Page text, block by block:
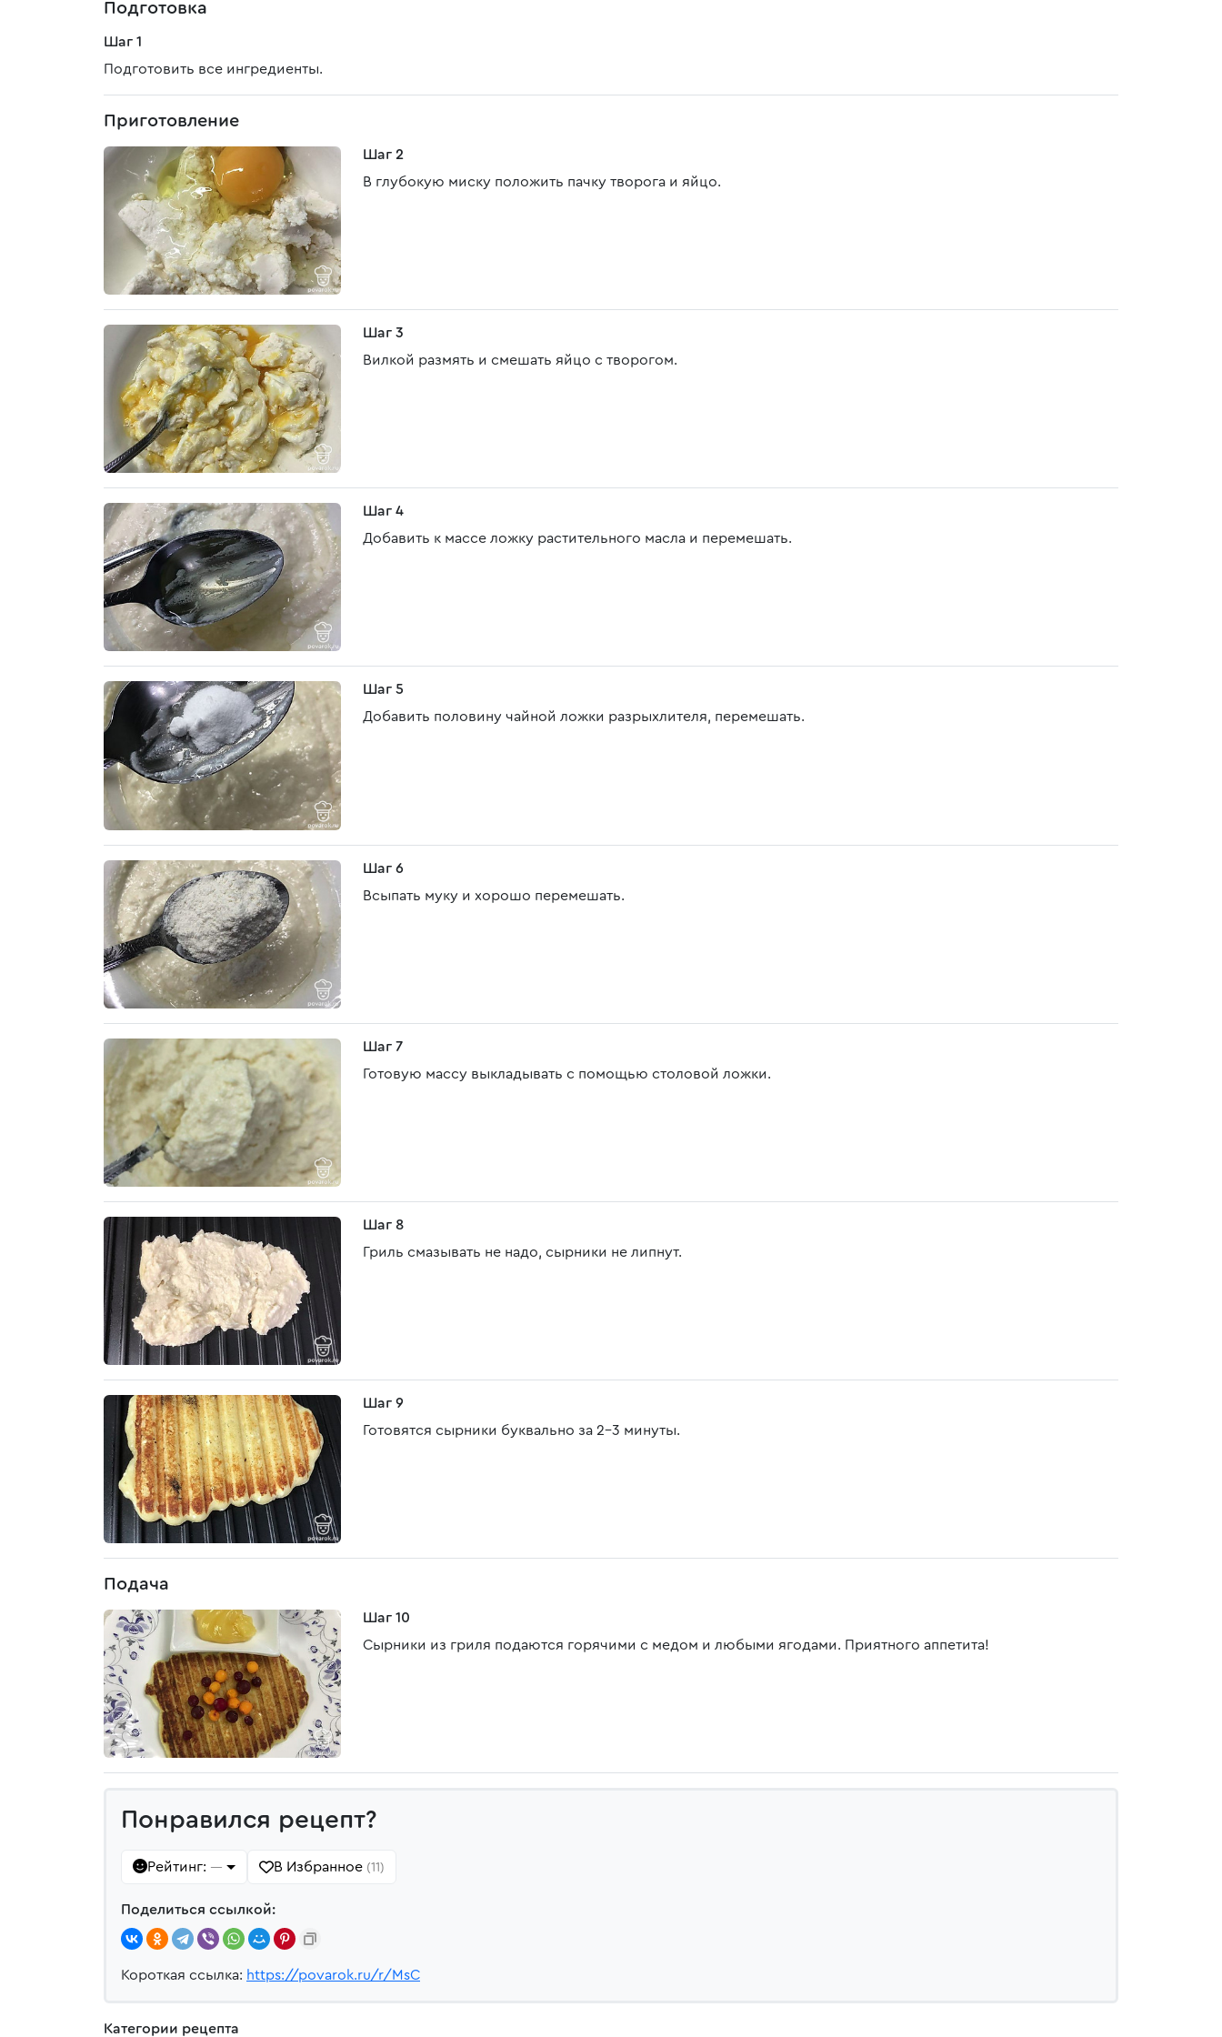
Подготовка
Шаг 1
Подготовить все ингредиенты.
Приготовление
Шаг 2
В глубокую миску положить пачку творога и яйцо.
Шаг 3
Вилкой размять и смешать яйцо с творогом.
Шаг 4
Добавить к массе ложку растительного масла и перемешать.
Шаг 5
Добавить половину чайной ложки разрыхлителя, перемешать.
Шаг 6
Всыпать муку и хорошо перемешать.
Шаг 7
Готовую массу выкладывать с помощью столовой ложки.
Шаг 8
Гриль смазывать не надо, сырники не липнут.
Шаг 9
Готовятся сырники буквально за 2-3 минуты.
Подача
Шаг 10
Сырники из гриля подаются горячими с медом и любыми ягодами. Приятного аппетита!
Понравился рецепт?
Рейтинг: — В Избранное (11)
Поделиться ссылкой:
Короткая ссылка: https://povarok.ru/r/MsC
Категории рецепта